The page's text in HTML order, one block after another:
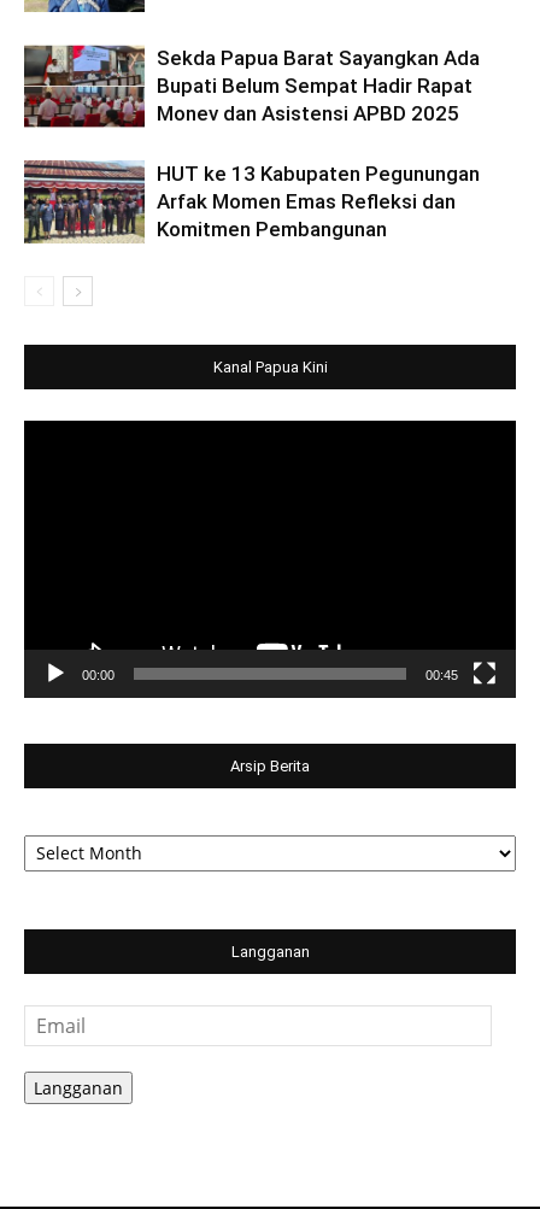
Sekda Papua Barat Sayangkan Ada
Bupati Belum Sempat Hadir Rapat
Monev dan Asistensi APBD 2025
HUT ke 13 Kabupaten Pegunungan
Arfak Momen Emas Refleksi dan
Komitmen Pembangunan
Kanal Papua Kini
00:00 00:45
Arsip Berita
Arsip
Berita
Langganan
Email
Langganan